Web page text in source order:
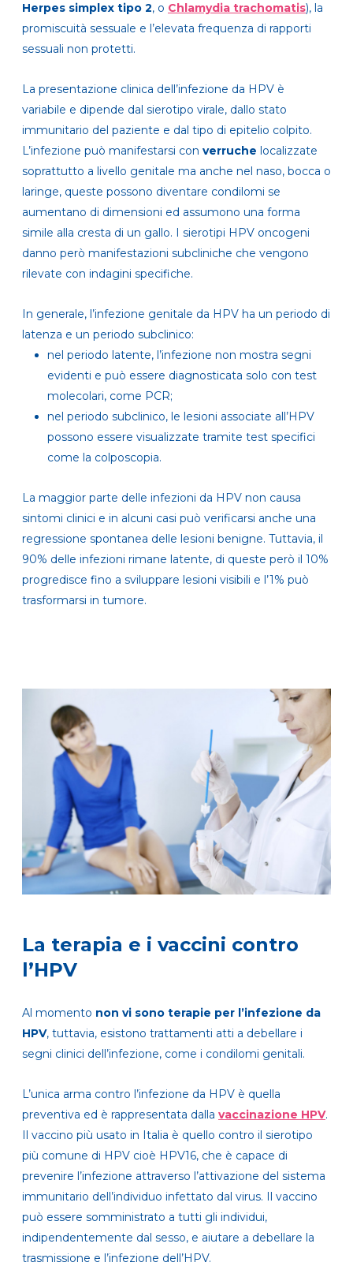
Herpes simplex tipo 2, o Chlamydia trachomatis), la
promiscuità sessuale e l’elevata frequenza di rapporti
sessuali non protetti.
La presentazione clinica dell’infezione da HPV è
variabile e dipende dal sierotipo virale, dallo stato
immunitario del paziente e dal tipo di epitelio colpito.
L’infezione può manifestarsi con verruche localizzate
soprattutto a livello genitale ma anche nel naso, bocca o
laringe, queste possono diventare condilomi se
aumentano di dimensioni ed assumono una forma
simile alla cresta di un gallo. I sierotipi HPV oncogeni
danno però manifestazioni subcliniche che vengono
rilevate con indagini specifiche.
In generale, l’infezione genitale da HPV ha un periodo di
latenza e un periodo subclinico:
nel periodo latente, l’infezione non mostra segni
evidenti e può essere diagnosticata solo con test
molecolari, come PCR;
nel periodo subclinico, le lesioni associate all’HPV
possono essere visualizzate tramite test specifici
come la colposcopia.
La maggior parte delle infezioni da HPV non causa
sintomi clinici e in alcuni casi può verificarsi anche una
regressione spontanea delle lesioni benigne. Tuttavia, il
90% delle infezioni rimane latente, di queste però il 10%
progredisce fino a sviluppare lesioni visibili e l’1% può
trasformarsi in tumore.
La terapia e i vaccini contro
l’HPV
Al momento non vi sono terapie per l’infezione da
HPV, tuttavia, esistono trattamenti atti a debellare i
segni clinici dell’infezione, come i condilomi genitali.
L’unica arma contro l’infezione da HPV è quella
preventiva ed è rappresentata dalla vaccinazione HPV.
Il vaccino più usato in Italia è quello contro il sierotipo
più comune di HPV cioè HPV16, che è capace di
prevenire l’infezione attraverso l’attivazione del sistema
immunitario dell’individuo infettato dal virus. Il vaccino
può essere somministrato a tutti gli individui,
indipendentemente dal sesso, e aiutare a debellare la
trasmissione e l’infezione dell’HPV.